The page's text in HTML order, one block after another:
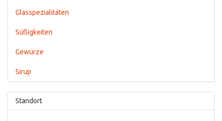
Glasspezialitäten
Süßigkeiten
Gewürze
Sirup
Standort